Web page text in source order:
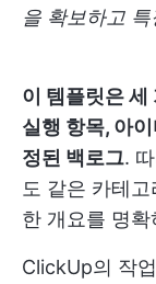
을 확보하고
이 템플릿은 세
실행 항목, 아
정된 백로그.
도 같은 카테
한 개요를 명
ClickUp의 작